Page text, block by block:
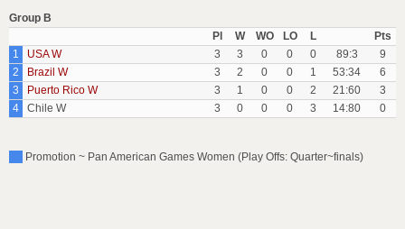
Group B
Pl
W WO LO L
Pts
1
USA W 3 3 0 0 0 89:3
9
2
Brazil W 3 2 0 0 1 53:34
6
3
Puerto Rico W 3 1 0 0 2 21:60
3
4
Chile W 3 0 0 0 3 14:80 0
Promotion ~ Pan American Games Women (Play Offs: Quarter~finals)